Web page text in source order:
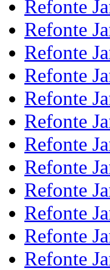
Refonte
Refonte
Refonte
Refonte
Refonte
Refonte
Refonte
Refonte
Refonte
Refonte
Refonte
Refonte